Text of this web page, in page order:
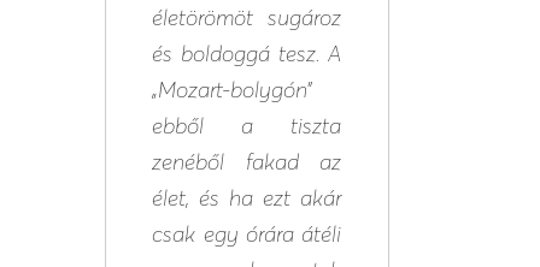
életörömöt sugároz
és boldoggá tesz. A
„Mozart-bolygón”
ebből a tiszta
zenéből fakad az
élet, és ha ezt akár
csak egy órára átéli